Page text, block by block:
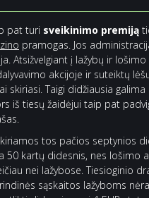
pat turi sveikinimo premiją
pramogas. Jos
Atsižvelgiant į lažybų ir
akcijoje ir suteiktų
skiriasi. Taigi didžiausia galima
iš tiesų žaidėjui taip pat
tos pačios septynios
50 kartų didesnis, nes lošimo
nei lažybose. Tiesioginio
sąskaitos lažyboms